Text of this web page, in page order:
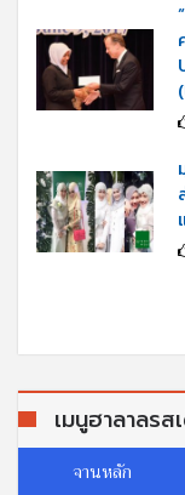
เมนูฮาลาลรส
จานหลัก